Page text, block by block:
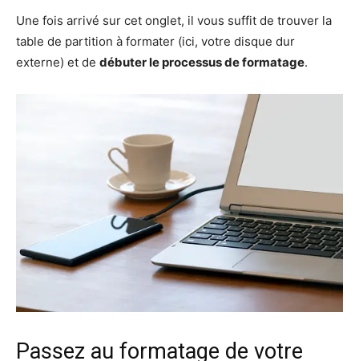
Une fois arrivé sur cet onglet, il vous suffit de trouver la
table de partition à formater (ici, votre disque dur
externe) et de débuter le processus de formatage.
Passez au formatage de votre